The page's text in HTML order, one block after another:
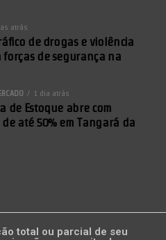
atrás
de drogas e violência
forças de segurança na
1 dia atrás
de Estoque abre com
de até 50% em Tangará da
total ou parcial de seu